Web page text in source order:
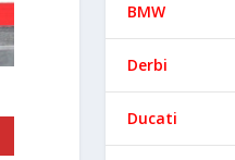
BMW
Derbi
Ducati